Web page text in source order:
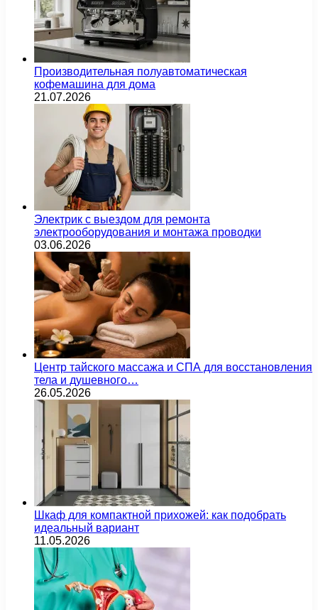
Производительная полуавтоматическая
кофемашина для дома
21.07.2026
Электрик с выездом для ремонта
электрооборудования и монтажа проводки
03.06.2026
Центр тайского массажа и СПА для восстановления
тела и душевного…
26.05.2026
Шкаф для компактной прихожей: как подобрать
идеальный вариант
11.05.2026